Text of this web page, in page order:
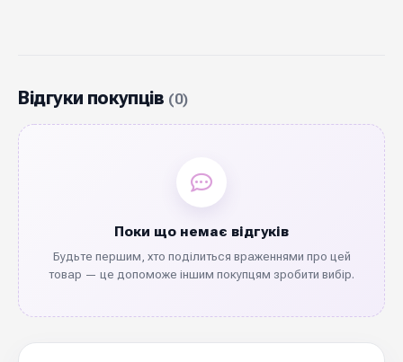
Відгуки покупців (0)
Поки що немає відгуків
Будьте першим, хто поділиться враженнями про цей
товар — це допоможе іншим покупцям зробити вибір.